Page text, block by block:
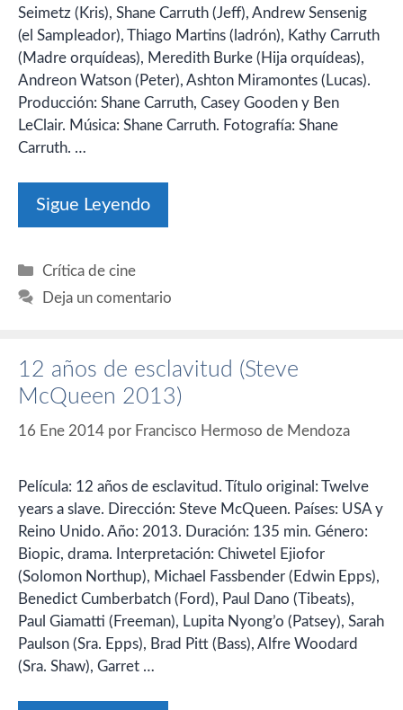
Seimetz (Kris), Shane Carruth (Jeff), Andrew Sensenig
(el Sampleador), Thiago Martins (ladrón), Kathy Carruth
(Madre orquídeas), Meredith Burke (Hija orquídeas),
Andreon Watson (Peter), Ashton Miramontes (Lucas).
Producción: Shane Carruth, Casey Gooden y Ben
LeClair. Música: Shane Carruth. Fotografía: Shane
Carruth. …
Sigue Leyendo
Categorías
Crítica de cine
Deja un comentario
12 años de esclavitud (Steve
McQueen 2013)
16 Ene 2014 por Francisco Hermoso de Mendoza
Película: 12 años de esclavitud. Título original: Twelve
years a slave. Dirección: Steve McQueen. Países: USA y
Reino Unido. Año: 2013. Duración: 135 min. Género:
Biopic, drama. Interpretación: Chiwetel Ejiofor
(Solomon Northup), Michael Fassbender (Edwin Epps),
Benedict Cumberbatch (Ford), Paul Dano (Tibeats),
Paul Giamatti (Freeman), Lupita Nyong’o (Patsey), Sarah
Paulson (Sra. Epps), Brad Pitt (Bass), Alfre Woodard
(Sra. Shaw), Garret …